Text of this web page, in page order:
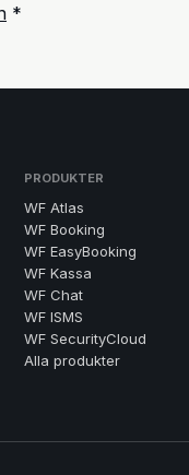
*
PRODUKTER
WF Atlas
WF Booking
WF EasyBooking
WF Kassa
WF Chat
WF ISMS
WF SecurityCloud
Alla produkter